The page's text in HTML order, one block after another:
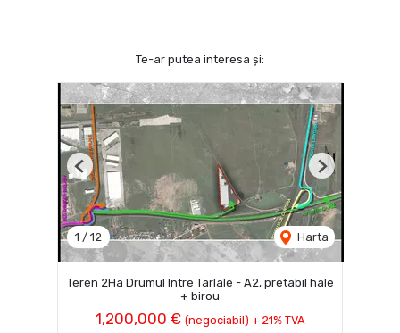
Te-ar putea interesa și:
1 / 12 Harta
Previous Next
Teren 2Ha Drumul Intre Tarlale - A2, pretabil hale
+ birou
1,200,000 € (negociabil) + 21% TVA